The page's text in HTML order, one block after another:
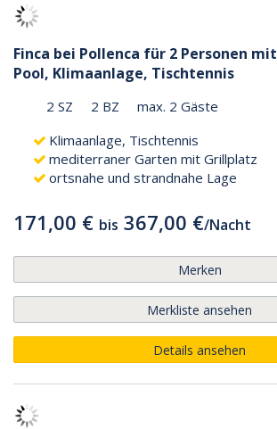
Finca bei Pollenca für 2 Personen mit
Pool, Klimaanlage, Tischtennis
2 SZ 2 BZ max. 2 Gäste
Klimaanlage, Tischtennis
mediterraner Garten mit Grillplatz
ortsnahe und strandnahe Lage
171,00 € bis 367,00 €/Nacht
Merken
Merkliste ansehen
Details ansehen